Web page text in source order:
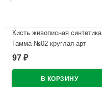
Кисть живописная синтетика
Гамма №02 круглая арт
280618 07 02
97 ₽